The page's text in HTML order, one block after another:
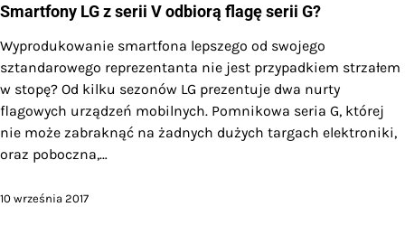
Smartfony LG z serii V odbiorą flagę serii G?
Wyprodukowanie smartfona lepszego od swojego
sztandarowego reprezentanta nie jest przypadkiem strzałem
w stopę? Od kilku sezonów LG prezentuje dwa nurty
flagowych urządzeń mobilnych. Pomnikowa seria G, której
nie może zabraknąć na żadnych dużych targach elektroniki,
oraz poboczna,…
10 września 2017